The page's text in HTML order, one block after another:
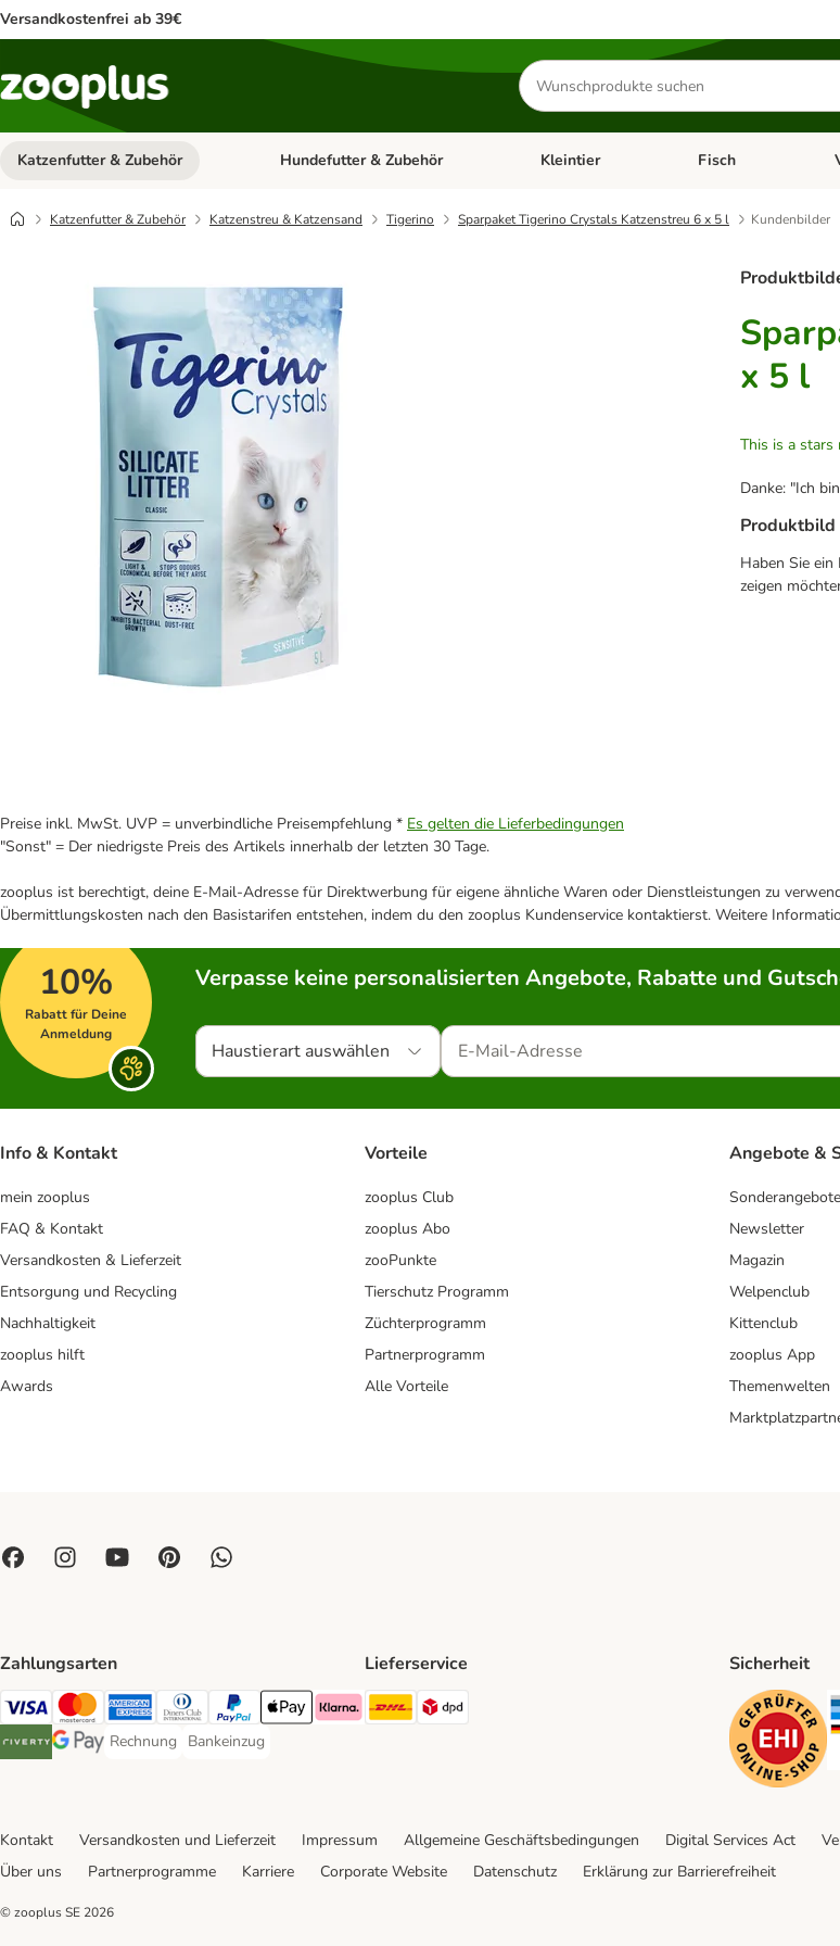
Versandkostenfrei ab 39€
Produkte
suchen
Katzenfutter & Zubehör Kategorie-Menü öffnen: Katzenfutter & Zubehör
Hundefutter & Zubehör Kategorie-Menü öffnen: Hundefutter &
Kleintier Kategorie-Menü
Fisch
Katzenfutter & Zubehör Katzenstreu & Katzensand Tigerino Sparpaket Tigerino Crystals Katzenstreu 6 x 5 l Kundenbilder
x 5 l
This is a stars
Danke: "Ich
Produktbild
Haben Sie
zeigen
Preise inkl. MwSt. UVP = unverbindliche Preisempfehlung * Es gelten die Lieferbedingungen
"Sonst" = Der niedrigste Preis des Artikels innerhalb der letzten 30 Tage.
zooplus ist berechtigt, deine E-Mail-Adresse für Direktwerbung für eigene ähnliche Waren oder Dienstleistungen zu
Übermittlungskosten nach den Basistarifen entstehen, indem du den zooplus Kundenservice kontaktierst. Weitere
10%
Rabatt für Deine
Anmeldung
Verpasse keine personalisierten Angebote, Rabatte und
Haustierart auswählen
Info & Kontakt
mein zooplus
FAQ & Kontakt
Versandkosten & Lieferzeit
Entsorgung und Recycling
Nachhaltigkeit
zooplus hilft
Awards
Vorteile
zooplus Club
zooplus Abo
zooPunkte
Tierschutz Programm
Züchterprogramm
Partnerprogramm
Alle Vorteile
Angebote &
Sonderangebote
Newsletter
Magazin
Welpenclub
Kittenclub
zooplus App
Themenwelten
Zahlungsarten
Visa Payment Method
Mastercard Payment Method
American Express Payment Method
Diners Club Payment Method
PayPal Payment Method
Apple Pay Payment Method
Klarna Payment Method
Riverty Payment Method
Google Pay Payment Method
Rechnung
Rechnung Payment Method
Bankeinzug
Bankeinzug Payment Method
Lieferservice
DHL Shipping Method
Sicherheit
Kontakt Versandkosten und Lieferzeit Impressum Allgemeine Geschäftsbedingungen Digital Services Act
Über uns
Partnerprogramme Karriere Corporate Website Datenschutz Erklärung zur Barrierefreiheit
© zooplus SE 2026